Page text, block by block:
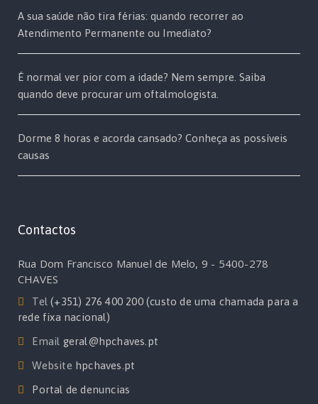
A sua saúde não tira férias: quando recorrer ao
Atendimento Permanente ou Imediato?
É normal ver pior com a idade? Nem sempre. Saiba
quando deve procurar um oftalmologista.
Dorme 8 horas e acorda cansado? Conheça as possíveis
causas
Contactos
Rua Dom Francisco Manuel de Melo, 9 - 5400-278
CHAVES
Tel(+351) 276 400 200 (custo de uma chamada para a
rede fixa nacional)
Email geral@hpchaves.pt
Website hpchaves.pt
Portal de denuncias